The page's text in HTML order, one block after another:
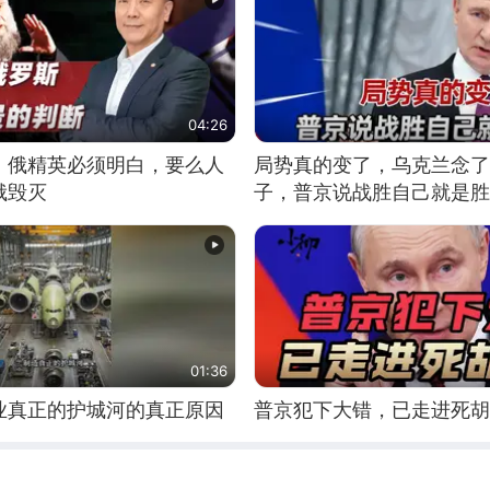
04:26
精英必须明白，要么人
毁灭
局势真的变了，乌克兰念
子，普京说战胜自己就是
01:36
正的护城河的真正原因 普京犯下大错，已走进死